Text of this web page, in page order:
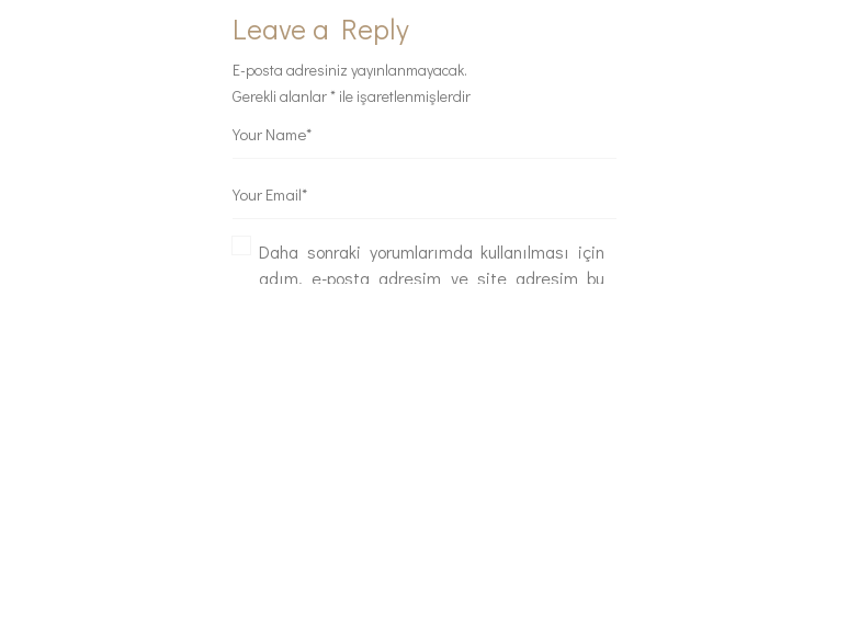
Leave a Reply
E-posta adresiniz yayınlanmayacak.
Gerekli alanlar* ile işaretlenmişlerdir
Daha sonraki yorumlarımda kullanılması için
adım, e-posta adresim ve site adresim bu